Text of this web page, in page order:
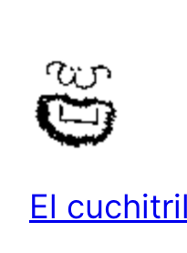
contenido
El